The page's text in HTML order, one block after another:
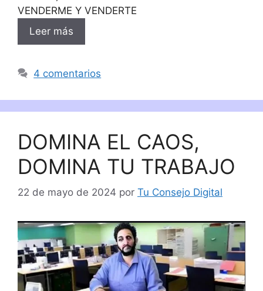
Leer más
4 comentarios
DOMINA EL CAOS,
DOMINA TU TRABAJO
22 de mayo de 2024 por Tu Consejo Digital